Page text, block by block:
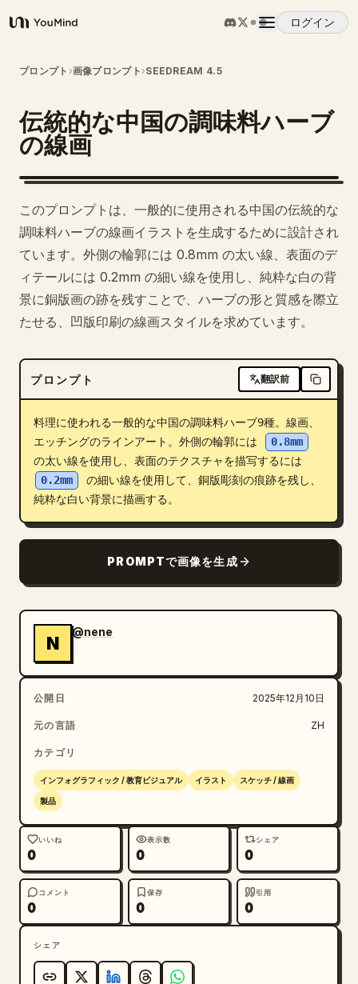
YouMind
ログイン
概要
ユースケース
スキル
プロンプト
料金
ダウンロード
ブログ
更新情報
プロンプト ›画像プロンプト ›SEEDREAM 4.5
伝統的な中国の調味料ハーブ
の線画
このプロンプトは、一般的に使用される中国の伝統的な
調味料ハーブの線画イラストを生成するために設計され
ています。外側の輪郭には 0.8mm の太い線、表面のデ
ィテールには 0.2mm の細い線を使用し、純粋な白の背
景に銅版画の跡を残すことで、ハーブの形と質感を際立
たせる、凹版印刷の線画スタイルを求めています。
プロンプト 翻訳前
料理に使われる一般的な中国の調味料ハーブ9種。線画、
エッチングのラインアート。外側の輪郭には
0.8mm
の太い線を使用し、表面のテクスチャを描写するには
0.2mm
の細い線を使用して、銅版彫刻の痕跡を残し、
純粋な白い背景に描画する。
PROMPTで画像を生成
N
@nene
公開日 2025年12月10日
元の言語 ZH
カテゴリ
インフォグラフィック / 教育ビジュアル イラスト スケッチ / 線画
製品
いいね
0
表示数
0
シェア
0
コメント
0
保存
0
引用
0
シェア